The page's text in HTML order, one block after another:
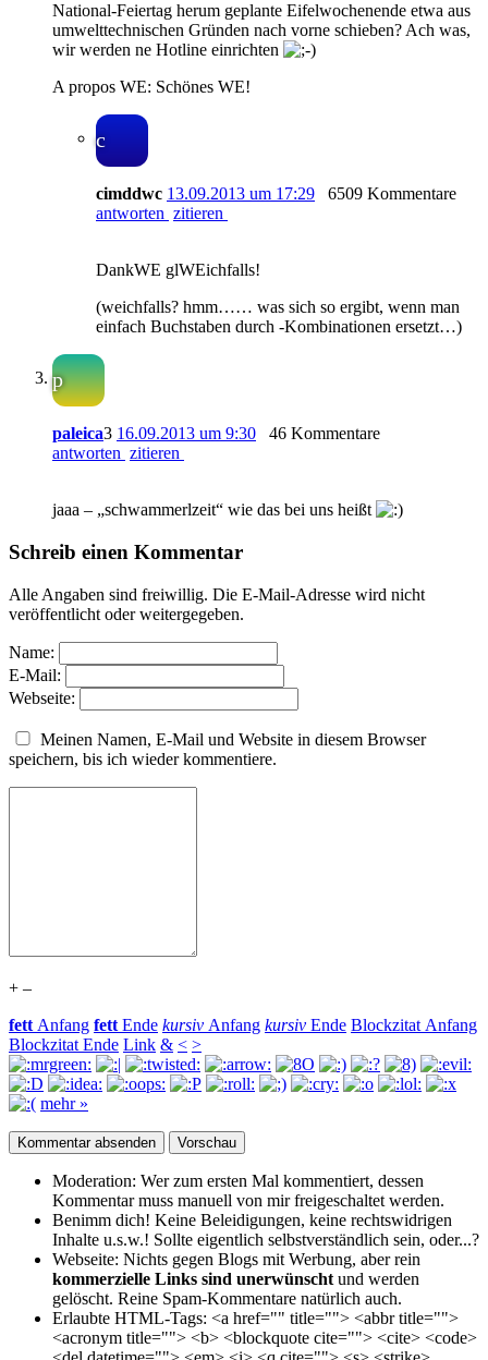
National-Feiertag herum geplante Eifelwochenende etwa aus
umwelttechnischen Gründen nach vorne schieben? Ach was,
wir werden ne Hotline einrichten
A propos WE: Schönes WE!
c
cimddwc 13.09.2013 um 17:29
6509 Kommentare
antworten zitieren
DankWE glWEichfalls!
(weichfalls? hmm…… was sich so ergibt, wenn man
einfach Buchstaben durch -Kombinationen ersetzt…)
p
paleica3 16.09.2013 um 9:30
46 Kommentare
antworten zitieren
jaaa – „schwammerlzeit“ wie das bei uns heißt
Schreib einen Kommentar
Alle Angaben sind freiwillig. Die E-Mail-Adresse wird nicht
veröffentlicht oder weitergegeben.
Name:
E-Mail:
Webseite:
Meinen Namen, E-Mail und Website in diesem Browser
speichern, bis ich wieder kommentiere.
+ –
fett Anfang fett Ende kursiv Anfang kursiv Ende Blockzitat Anfang
Blockzitat Ende Link & < >
mehr »
Moderation: Wer zum ersten Mal kommentiert, dessen
Kommentar muss manuell von mir freigeschaltet werden.
Benimm dich! Keine Beleidigungen, keine rechtswidrigen
Inhalte u.s.w.! Sollte eigentlich selbst­verständlich sein, oder...?
Webseite: Nichts gegen Blogs mit Werbung, aber rein
kommerzielle Links sind unerwünscht und werden
gelöscht. Reine Spam-Kommentare natürlich auch.
Erlaubte HTML-Tags: <a href="" title=""> <abbr title="">
<acronym title=""> <b> <blockquote cite=""> <cite> <code>